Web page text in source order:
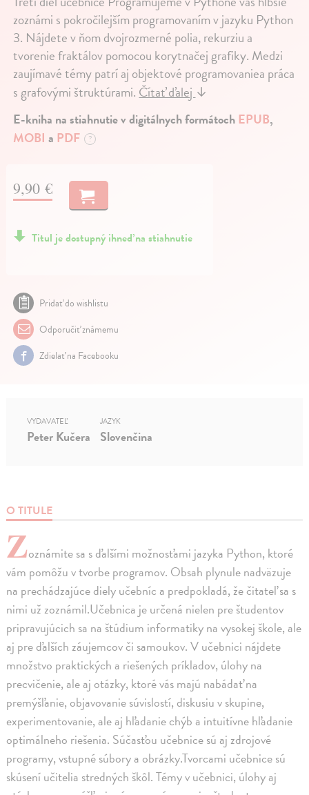
zoznámi s pokročilejším programovaním v jazyku Python
3. Nájdete v ňom dvojrozmerné polia, rekurziu a
tvorenie fraktálov pomocou korytnačej grafiky. Medzi
zaujímavé témy patrí aj objektové programovaniea práca
s grafovými štruktúrami.Čítať ďalej↓
E-kniha na stiahnutie v digitálnych formátochEPUB,
MOBI a PDF ?
9,90 €
Titul je dostupný ihneď na stiahnutie
Pridať do wishlistu
Odporučiť známemu
Zdielať na Facebooku
O TITULE
Zoznámite sa s ďalšími možnosťami jazyka Python, ktoré
vám pomôžu v tvorbe programov. Obsah plynule nadväzuje
na prechádzajúce diely učebníc a predpokladá, že čitateľ sa s
nimi už zoznámil.Učebnica je určená nielen pre študentov
pripravujúcich sa na štúdium informatiky na vysokej škole, ale
aj pre ďalších záujemcov či samoukov. V učebnici nájdete
množstvo praktických a riešených príkladov, úlohy na
precvičenie, ale aj otázky, ktoré vás majú nabádať na
premýšľanie, objavovanie súvislostí, diskusiu v skupine,
experimentovanie, ale aj hľadanie chýb a intuitívne hľadanie
optimálneho riešenia. Súčasťou učebnice sú aj zdrojové
programy, vstupné súbory a obrázky.Tvorcami učebnice sú
skúsení učitelia stredných škôl. Témy v učebnici, úlohy aj
VYDAVATEĽ
Peter Kučera
JAZYK
Slovenčina